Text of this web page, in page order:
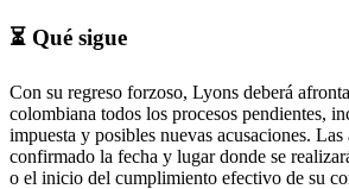
⏳ Qué sigue
Con su regreso forzoso, Lyons deberá
colombiana todos los procesos pendientes,
impuesta y posibles nuevas acusaciones.
confirmado la fecha y lugar donde se
o el inicio del cumplimiento efectivo de su